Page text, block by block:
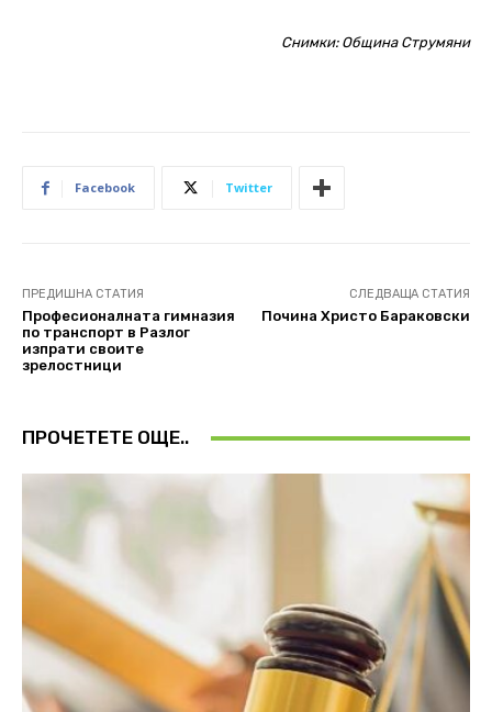
Снимки: Община Струмяни
Facebook Twitter
ПРЕДИШНА СТАТИЯ
Професионалната гимназия
по транспорт в Разлог
изпрати своите
зрелостници
СЛЕДВАЩА СТАТИЯ
Почина Христо Бараковски
ПРОЧЕТЕТЕ ОЩЕ..